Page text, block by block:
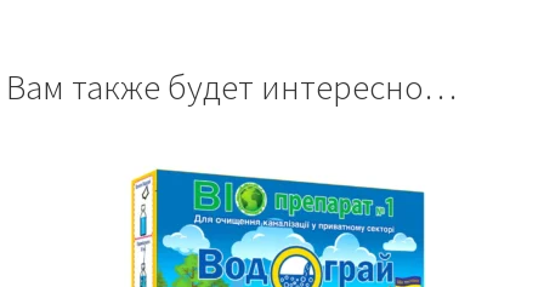
Вам также будет интересно…